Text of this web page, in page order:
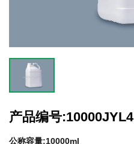
产品编号:10000JYL4
公称容量:10000ml